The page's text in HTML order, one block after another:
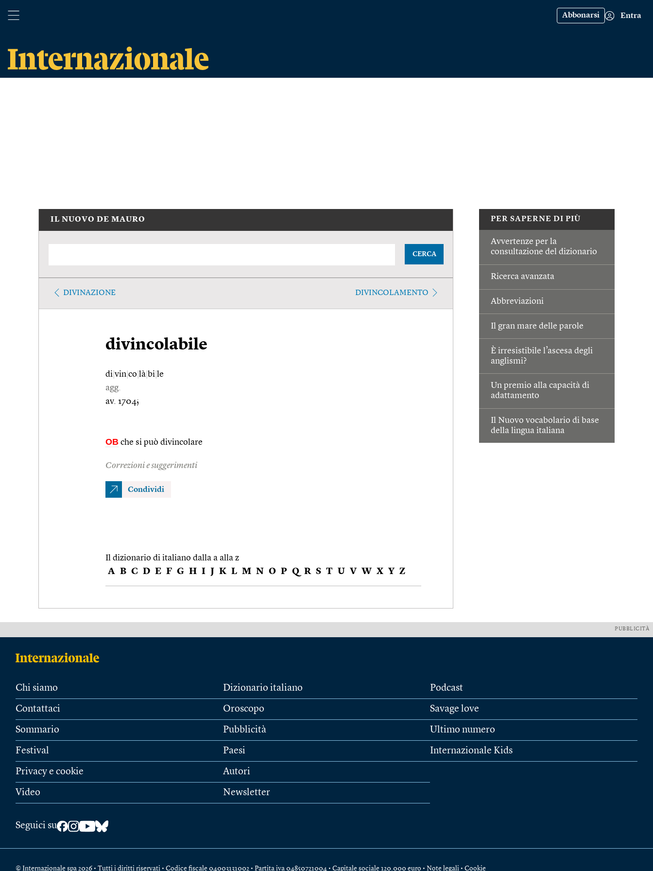
Abbonarsi Entra
PER SAPERNE DI PIÙ
Avvertenze per la
consultazione del dizionario
Ricerca avanzata
Abbreviazioni
Il gran mare delle parole
È irresistibile l’ascesa degli
anglismi?
Un premio alla capacità di
adattamento
Il Nuovo vocabolario di base
della lingua italiana
IL NUOVO DE MAURO
CERCA
DIVINAZIONE DIVINCOLAMENTO
divincolabile
di vin co là bi le
agg.
av. 1704;
OB che si può divincolare
Correzioni e suggerimenti
Condividi
Il dizionario di italiano dalla a alla z
A B C D E F G H I J K L M N O P Q R S T U V W X Y Z
PUBBLICITÀ
Chi siamo
Contattaci
Sommario
Festival
Privacy e cookie
Video
Dizionario italiano
Oroscopo
Pubblicità
Paesi
Autori
Newsletter
Podcast
Savage love
Ultimo numero
Internazionale Kids
Seguici su
© Internazionale spa 2026 • Tutti i diritti riservati • Codice fiscale 04003131002 • Partita iva 04850721004 • Capitale sociale 120.000 euro • Note legali • Cookie